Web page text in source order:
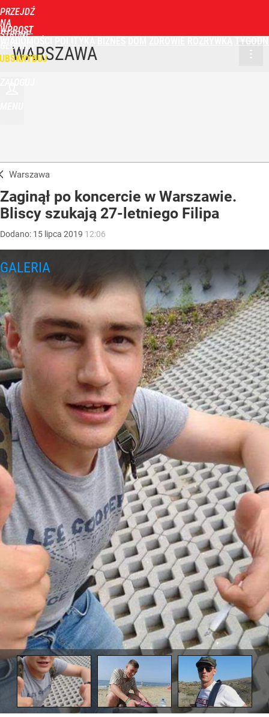
PRZEJDŹ
NA
STRONĘ
GŁÓWNĄ
WPROST
WARSZAWA
Warszawa
Zaginął po koncercie w Warszawie.
Bliscy szukają 27-letniego Filipa
Dodano: 15 lipca 2019 12:06